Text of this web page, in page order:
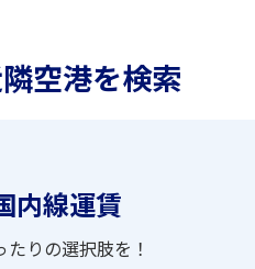
空港を検索
内線運賃
りの選択肢を！